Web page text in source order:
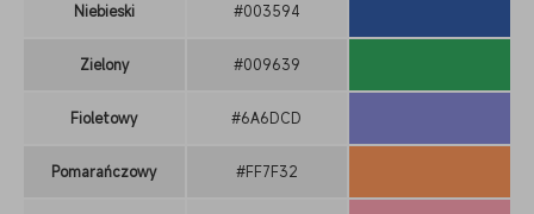
Niebieski #003594
Zielony #009639
Fioletowy #6A6DCD
Pomarańczowy #FF7F32